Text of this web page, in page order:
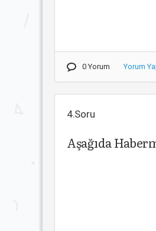
0 Yorum Yorum
4.Soru
Aşağıda